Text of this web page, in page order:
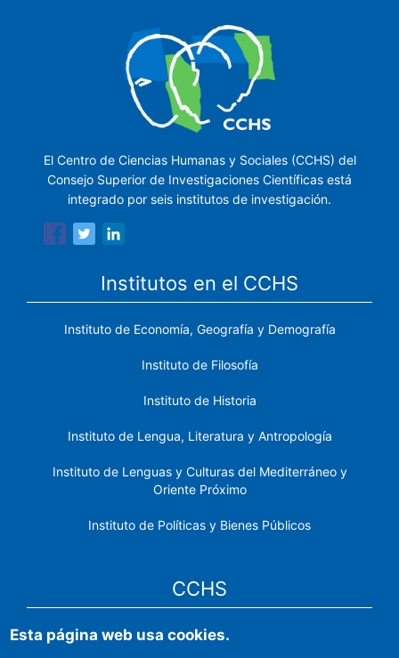
El Centro de Ciencias Humanas y Sociales (CCHS) del
Consejo Superior de Investigaciones Científicas está
integrado por seis institutos de investigación.
Institutos en el CCHS
Instituto de Economía, Geografía y Demografía
Instituto de Filosofía
Instituto de Historia
Instituto de Lengua, Literatura y Antropología
Instituto de Lenguas y Culturas del Mediterráneo y
Oriente Próximo
Instituto de Políticas y Bienes Públicos
CCHS
Sede electrónica CSIC
Esta página web usa cookies.